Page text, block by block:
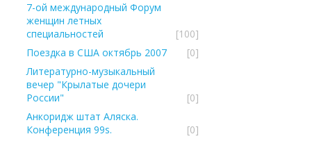
7-ой международный Форум
женщин летных
специальностей
[100]
Поездка в США октябрь 2007
[0]
Литературно-музыкальный
вечер "Крылатые дочери
России"
[0]
Анкоридж штат Аляска.
Конференция 99s.
[0]